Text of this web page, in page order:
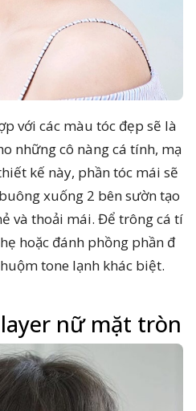
với các màu tóc đẹp sẽ là
những cô nàng cá tính, mạ
kế này, phần tóc mái sẽ
xuống 2 bên sườn tạo
và thoải mái. Để trông cá tí
hoặc đánh phồng phần đ
tone lạnh khác biệt.
nữ mặt tròn